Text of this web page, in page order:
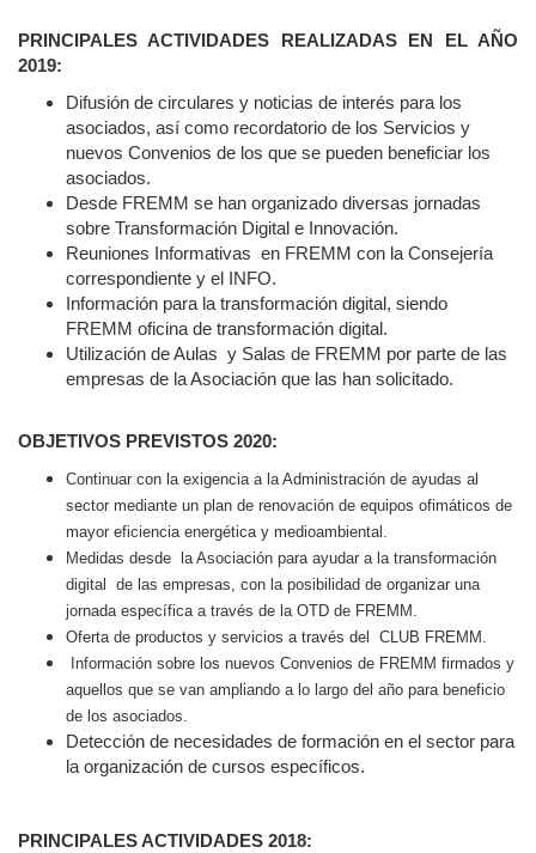
PRINCIPALES ACTIVIDADES REALIZADAS EN EL AÑO
2019:
Difusión de circulares y noticias de interés para los
asociados, así como recordatorio de los Servicios y
nuevos Convenios de los que se pueden beneficiar los
asociados.
Desde FREMM se han organizado diversas jornadas
sobre Transformación Digital e Innovación.
Reuniones Informativas en FREMM con la Consejería
correspondiente y el INFO.
Información para la transformación digital, siendo
FREMM oficina de transformación digital.
Utilización de Aulas y Salas de FREMM por parte de las
empresas de la Asociación que las han solicitado.
OBJETIVOS PREVISTOS 2020:
Continuar con la exigencia a la Administración de ayudas al
sector mediante un plan de renovación de equipos ofimáticos de
mayor eficiencia energética y medioambiental.
Medidas desde
la Asociación para ayudar a la transformación
digital
de las empresas, con la posibilidad de organizar una
jornada específica a través de la OTD de FREMM.
Oferta de productos y servicios a través del
CLUB FREMM.
Información sobre los nuevos Convenios de FREMM firmados y
aquellos que se van ampliando a lo largo del año para beneficio
de los asociados.
Detección de necesidades de formación en el sector para
la organización de cursos específicos.
PRINCIPALES ACTIVIDADES 2018: